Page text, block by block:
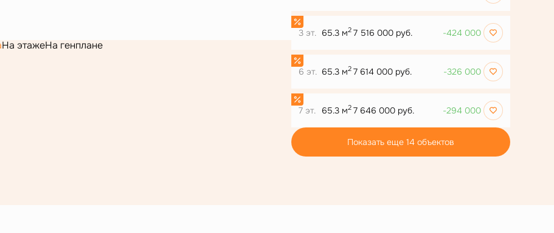
На этажеНа генплане
3 эт. 65.3 м2 7 516 000 руб. -424 000
6 эт. 65.3 м2 7 614 000 руб. -326 000
7 эт. 65.3 м2 7 646 000 руб. -294 000
Показать еще 14 объектов